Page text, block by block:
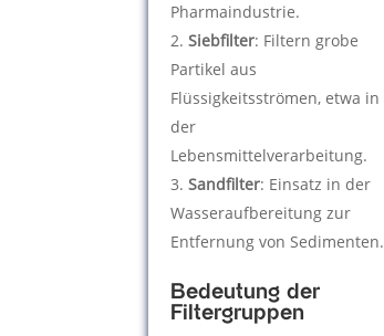
Pharmaindustrie.
Siebfilter: Filtern grobe
Partikel aus
Flüssigkeitsströmen, etwa in
der
Lebensmittelverarbeitung.
Sandfilter: Einsatz in der
Wasseraufbereitung zur
Entfernung von Sedimenten.
Bedeutung der
Filtergruppen